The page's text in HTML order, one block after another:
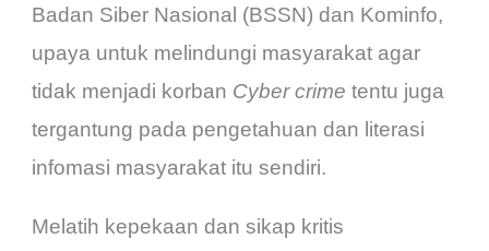
Badan Siber Nasional (BSSN) dan Kominfo,
upaya untuk melindungi masyarakat agar
tidak menjadi korban Cyber crime tentu juga
tergantung pada pengetahuan dan literasi
infomasi masyarakat itu sendiri.
Melatih kepekaan dan sikap kritis